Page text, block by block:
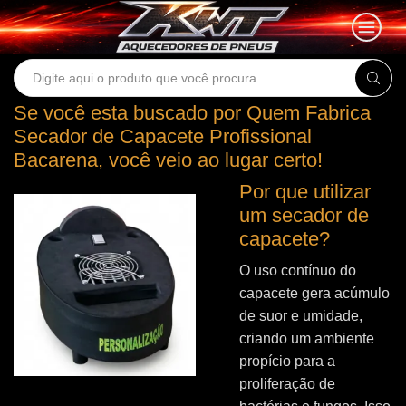
Search
Se você esta buscado por Quem Fabrica
Secador de Capacete Profissional
Bacarena, você veio ao lugar certo!
Por que utilizar
um secador de
capacete?
O uso contínuo do
capacete gera acúmulo
de suor e umidade,
criando um ambiente
propício para a
proliferação de